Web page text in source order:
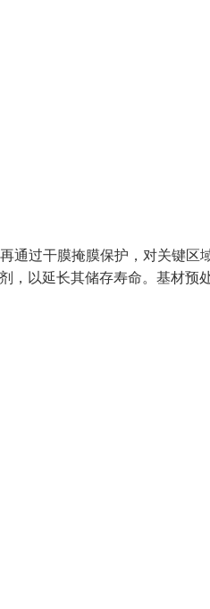
通过干膜掩膜保护，对关键区
，以延长其储存寿命。基材预